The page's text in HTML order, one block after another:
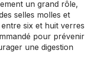
un grand rôle,
selles molles et
six et huit verres
pour prévenir
une digestion